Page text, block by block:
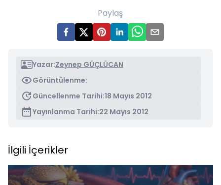
Paylaş
Yazar:Zeynep GÜÇLÜCAN
Görüntülenme:
Güncellenme Tarihi:18 Mayıs 2012
Yayınlanma Tarihi:22 Mayıs 2012
İlgili İçerikler